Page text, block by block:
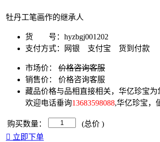
牡丹工笔画作的继承人
货 号： hyzbgj001202
支付方式：
网银 支付宝 货到付款
市场价：
价格咨询客服
销售价：
价格咨询客服
藏品价格与品相直接相关，华亿珍宝
欢迎电话垂询13683598088,华亿珍宝，
购买数量： (总价 )
立即下单